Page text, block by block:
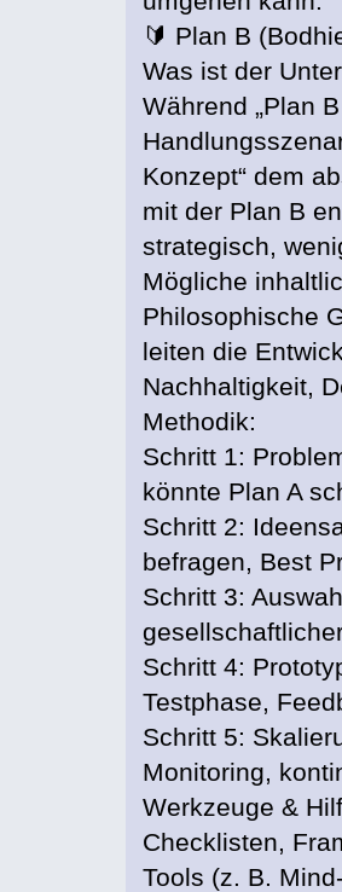
🔰 Plan B
Was ist der
Während „Plan
Konzept“ dem
mit der Plan B
strategisch,
Mögliche
Philosophische
leiten die
Nachhaltigkeit,
Methodik:
Schritt 1:
könnte Plan A
Schritt 2:
befragen, Best
Schritt 3:
Schritt 4:
Testphase,
Schritt 5:
Monitoring,
Werkzeuge &
Checklisten,
Tools (z. B.